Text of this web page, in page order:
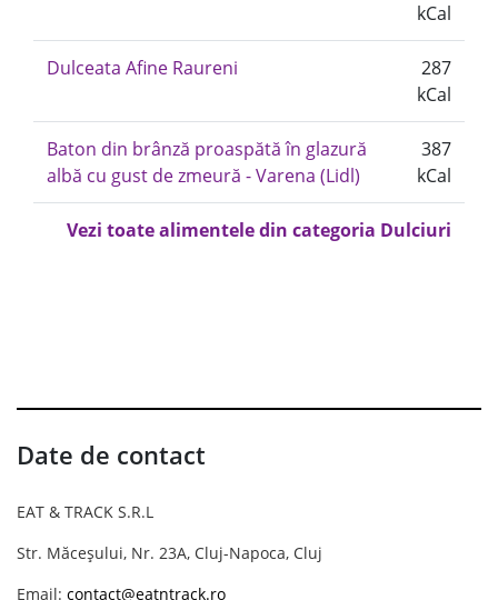
kCal
Dulceata Afine Raureni
287
kCal
Baton din brânză proaspătă în glazură
albă cu gust de zmeură - Varena (Lidl)
387
kCal
Vezi toate alimentele din categoria Dulciuri
Date de contact
EAT & TRACK S.R.L
Str. Măceșului, Nr. 23A, Cluj-Napoca, Cluj
Email: contact@eatntrack.ro